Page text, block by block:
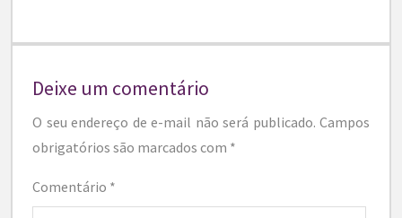
Deixe um comentário
O seu endereço de e-mail não será publicado. Campos
obrigatórios são marcados com *
Comentário *